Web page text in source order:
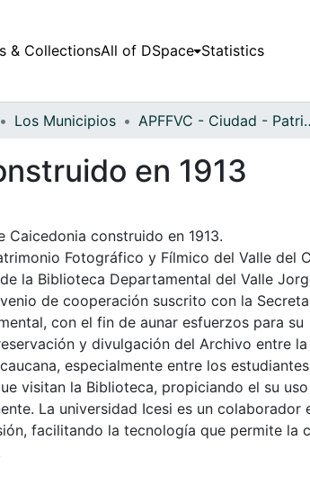
& CollectionsAll of DSpace Statistics
Los Municipios APFFVC
en 1913
Caicedonia construido en 1913.
Fotográfico y Fílmico del Valle del
la Biblioteca Departamental del Valle
de cooperación suscrito con la
con el fin de aunar esfuerzos para su
y divulgación del Archivo entre la
especialmente entre los
visitan la Biblioteca, propiciando el su
La universidad Icesi es un colaborador
facilitando la tecnología que permite la